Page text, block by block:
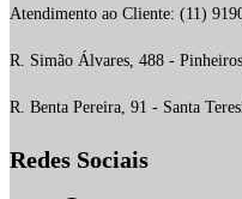
Atendimento ao Cliente: (11)
R. Simão Álvares, 488 -
R. Benta Pereira, 91 - Santa
Redes Sociais